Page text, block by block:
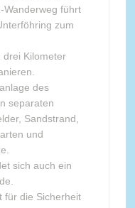
Wanderweg führt
zum
drei Kilometer
des
separaten
Sandstrand,
und
sich auch ein
für die Sicherheit